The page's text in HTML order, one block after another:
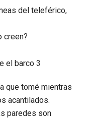
del teleférico,
creen?
que tomé mientras
acantilados.
paredes son